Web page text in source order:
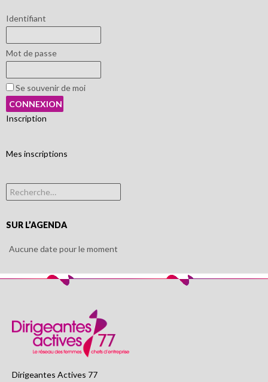
Identifiant
Mot de passe
Se souvenir de moi
Inscription
Mes inscriptions
Rechercher :
SUR L’AGENDA
Aucune date pour le moment
Dirigeantes Actives 77